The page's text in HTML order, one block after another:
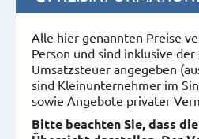
Alle hier genannten Preise
Person und sind inklusive
Umsatzsteuer angegeben
sind Kleinunternehmer im
sowie Angebote privater
Bitte beachten Sie, dass